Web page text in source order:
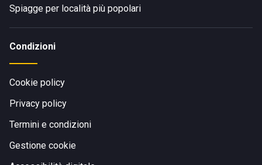
Spiagge per località più popolari
Condizioni
Cookie policy
Privacy policy
Termini e condizioni
Gestione cookie